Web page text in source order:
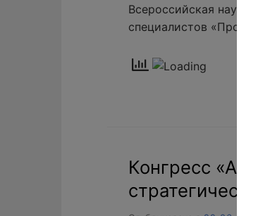
Всероссийская научно-
специалистов «Прогноз
Конгресс